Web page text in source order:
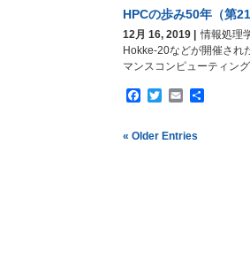
HPCの歩み50年（第
12月 16, 2019 |
情報処理
Hokke-20などが開催され
マンスコンピューティング
Facebook
TwitterEmail
共
« Older Entries